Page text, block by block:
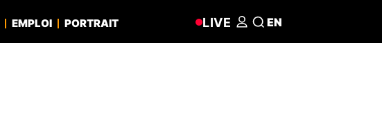
EMPLOI PORTRAIT LIVE EN